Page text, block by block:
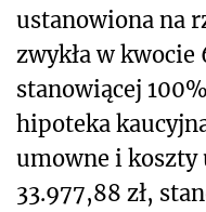
ustanowiona na
zwykła w kwocie
stanowiącej
hipoteka
umowne i koszty
33.977,88 zł,